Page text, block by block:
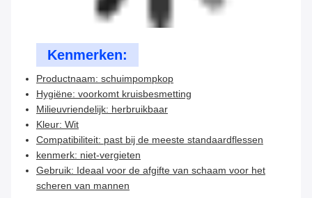
Kenmerken:
Productnaam: schuimpompkop
Hygiëne: voorkomt kruisbesmetting
Milieuvriendelijk: herbruikbaar
Kleur: Wit
Compatibiliteit: past bij de meeste standaardflessen
kenmerk: niet-vergieten
Gebruik: Ideaal voor de afgifte van schaam voor het
scheren van mannen